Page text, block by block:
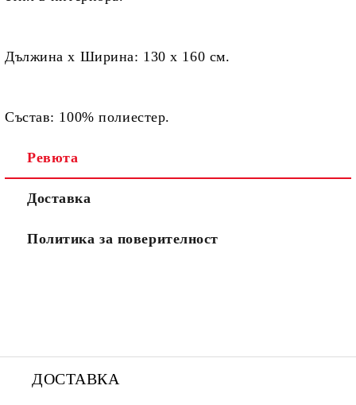
Дължина х Ширина: 130 х 160 см.
Състав: 100% полиестер.
Ревюта
Доставка
Политика за поверителност
ДОСТАВКА